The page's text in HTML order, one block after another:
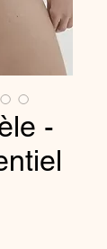
-